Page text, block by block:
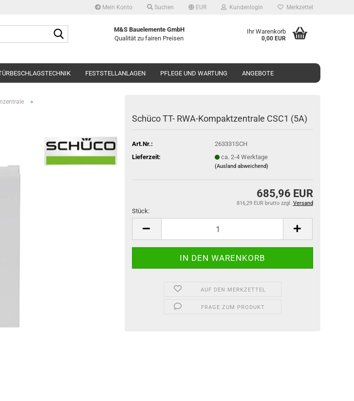
Mein Konto Suchen EUR Kundenlogin Merkzettel
M&S Bauelemente GmbH
Qualität zu fairen Preisen
Ihr Warenkorb
0,00 EUR
FESTSTELLANLAGEN PFLEGE UND WARTUNG ANGEBOTE
»
Schü­co TT- RWA-​Kompaktzentrale CSC1 (5A)
Art.Nr.:
263331SCH
Lieferzeit:
ca. 2-4 Werktage
(Ausland abweichend)
685,96 EUR
816,29 EUR bruttozzgl. Versand
Stück:
Stück
AUF DEN MERKZETTEL
FRAGE ZUM PRODUKT